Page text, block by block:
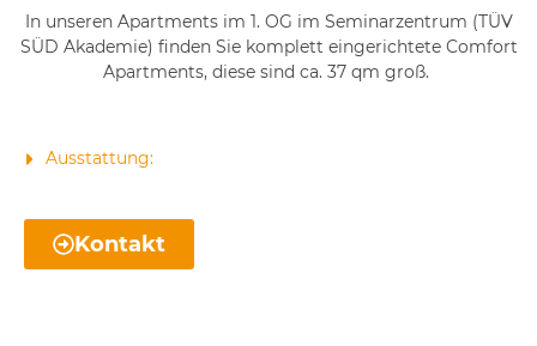
In unseren Apartments im 1. OG im Seminarzentrum (TÜV
SÜD Akademie) finden Sie komplett eingerichtete Comfort
Apartments, diese sind ca. 37 qm groß.
Ausstattung:
Kontakt